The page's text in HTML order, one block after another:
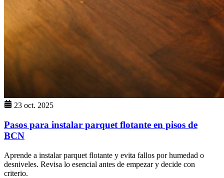
23 oct. 2025
Pasos para instalar parquet flotante en pisos de
BCN
Aprende a instalar parquet flotante y evita fallos por humedad o
desniveles. Revisa lo esencial antes de empezar y decide con
criterio.